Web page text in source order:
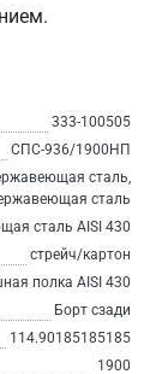
333-100505
СПС-936/1900НП
сталь,
сталь
сталь AISI 430
стрейч/картон
полка AISI 430
Борт сзади
114.90185185185
1900